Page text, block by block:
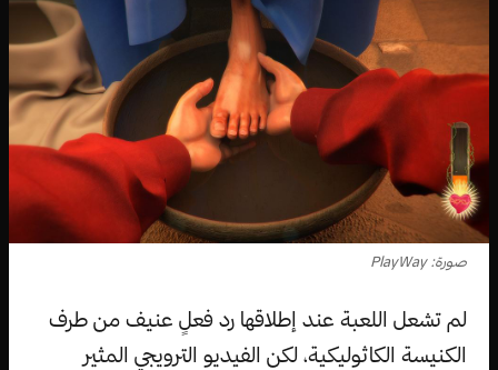
صورة: PlayWay
لم تشعل اللعبة عند إطلاقها رد فعلٍ عنيف من طرف
الكنيسة الكاثوليكية، لكن الفيديو الترويجي المثير